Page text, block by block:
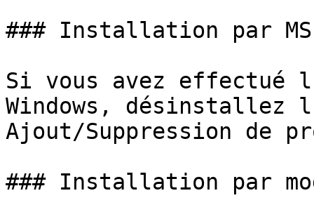
### Installation par
Si vous avez
Windows, désinstallez
Ajout/Suppression de
### Installation par